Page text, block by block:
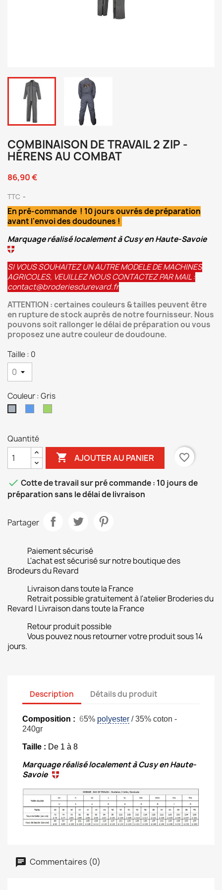
COMBINAISON DE TRAVAIL 2 ZIP -
HÉRENS AU COMBAT
86,90 €
TTC
En pré-commande ! 10 jours ouvrés de préparation
avant l'envoi des doudounes !
Marquage réalisé localement à Cusy en Haute-Savoie
SI VOUS SOUHAITEZ UN AUTRE MODELE DE MACHINES
AGRICOLES, VEUILLEZ NOUS CONTACTEZ PAR MAIL :
contact@broderiesdurevard.fr
ATTENTION : certaines couleurs & tailles peuvent être
en rupture de stock auprès de notre fournisseur. Nous
pouvons soit rallonger le délai de préparation ou vous
proposez une autre couleur de doudoune.
Taille : 0
Couleur : Gris
Quantité
 AJOUTER AU PANIER favorite_border
 Cotte de travail sur pré commande : 10 jours de
préparation sans le délai de livraison
Partager
Paiement sécurisé
L'achat est sécurisé sur notre boutique des
Brodeurs du Revard
Livraison dans toute la France
Retrait possible gratuitement à l'atelier Broderies du
Revard | Livraison dans toute la France
Retour produit possible
Vous pouvez nous retourner votre produit sous 14
jours.
Description Détails du produit
Composition : 65% polyester / 35% coton -
240gr
Taille : De 1 à 8
Marquage réalisé localement à Cusy en Haute-
Savoie
Commentaires (0)